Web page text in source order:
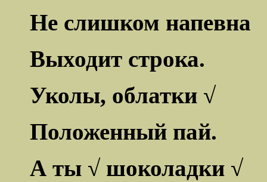
Не слишком напевна
Выходит строка.
Уколы, облатки √
Положенный пай.
А ты √ шоколадки √